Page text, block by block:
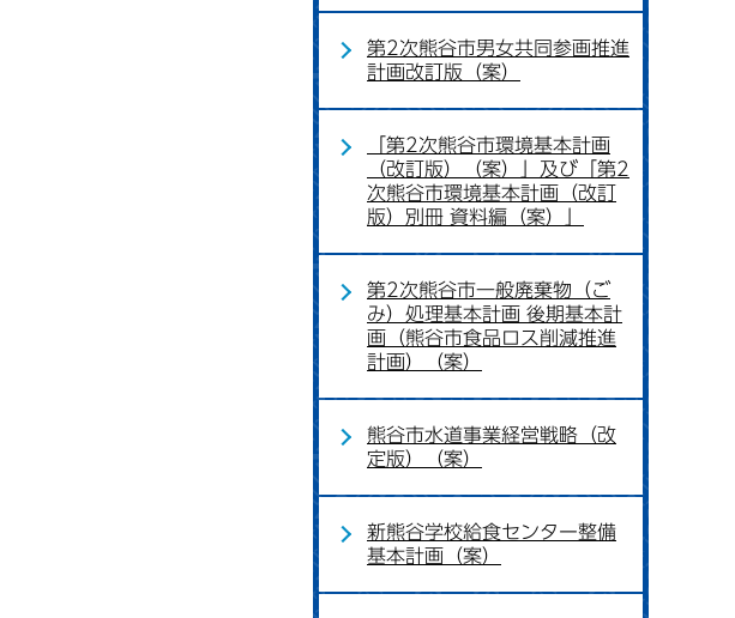
第2次熊谷市男女共同参画推進
計画改訂版（案）
「第2次熊谷市環境基本計画
（改訂版）（案）」及び「第2
次熊谷市環境基本計画（改訂
版）別冊 資料編（案）」
第2次熊谷市一般廃棄物（ご
み）処理基本計画 後期基本計
画（熊谷市食品ロス削減推進
計画）（案）
熊谷市水道事業経営戦略（改
定版）（案）
新熊谷学校給食センター整備
基本計画（案）